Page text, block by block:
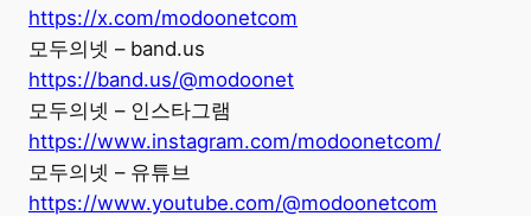
https://x.com/modoonetcom
모두의넷 – band.us
https://band.us/@modoonet
모두의넷 – 인스타그램
https://www.instagram.com/modoonetcom/
모두의넷 – 유튜브
https://www.youtube.com/@modoonetcom